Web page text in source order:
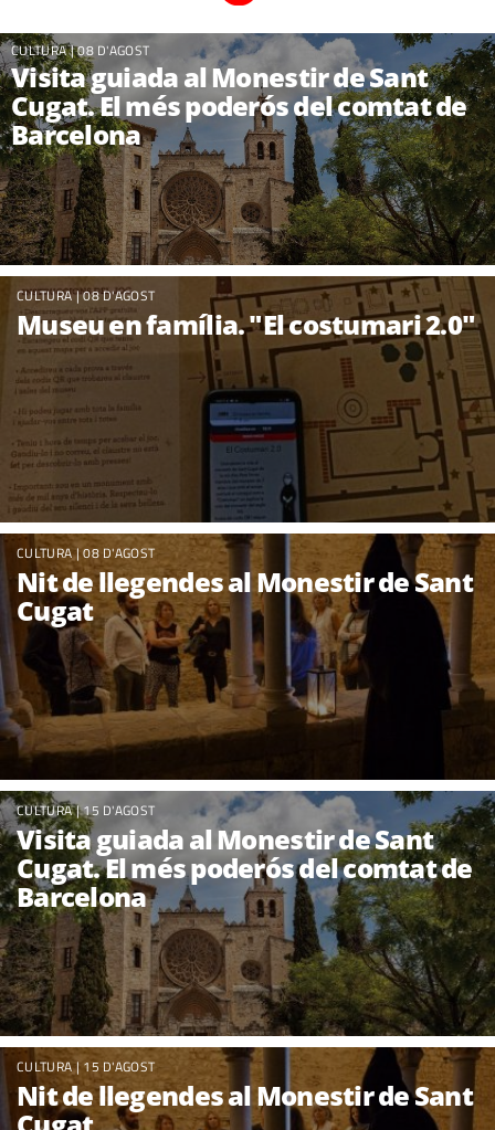
CULTURA| 08 D'AGOST
Visita guiada al Monestir de Sant
Cugat. El més poderós del comtat de
Barcelona
CULTURA| 08 D'AGOST
Museu en família. "El costumari 2.0"
CULTURA| 08 D'AGOST
Nit de llegendes al Monestir de Sant
Cugat
CULTURA| 15 D'AGOST
Visita guiada al Monestir de Sant
Cugat. El més poderós del comtat de
Barcelona
CULTURA| 15 D'AGOST
Nit de llegendes al Monestir de Sant